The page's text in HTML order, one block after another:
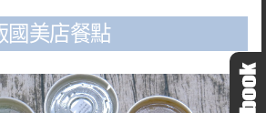
國美店餐點